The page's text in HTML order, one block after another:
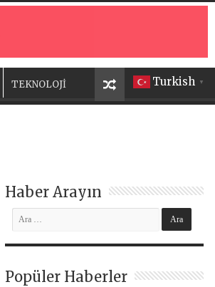
Turkish ▼
TEKNOLOJİ
Haber Arayın
Popüler Haberler